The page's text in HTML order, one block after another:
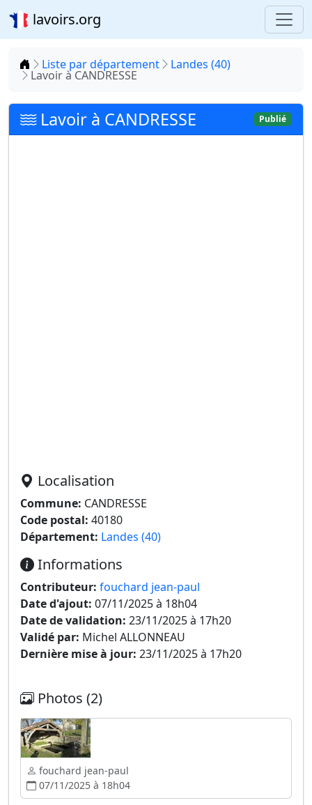
lavoirs.org
Accueil
Liste par département Landes (40)
Lavoir à CANDRESSE
Lavoir à CANDRESSE Publié
Localisation
Commune: CANDRESSE
Code postal: 40180
Département: Landes (40)
Informations
Contributeur: fouchard jean-paul
Date d'ajout: 07/11/2025 à 18h04
Date de validation: 23/11/2025 à 17h20
Validé par: Michel ALLONNEAU
Dernière mise à jour: 23/11/2025 à 17h20
Photos (2)
fouchard jean-paul
07/11/2025 à 18h04